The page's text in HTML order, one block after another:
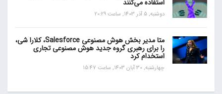
استفاده می‌کنند
دوشنبه, 5 آذر 1403, ساعت 20:29
متا مدیر بخش هوش مصنوعی Salesforce، کلارا شی،
را برای رهبری گروه جدید هوش مصنوعی تجاری
استخدام کرد
چهارشنبه, 30 آبان 1403, ساعت 15:47